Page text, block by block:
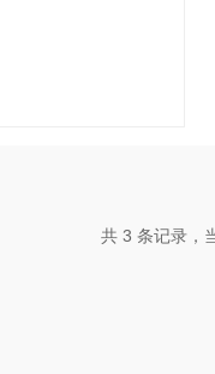
共 3 条记录，